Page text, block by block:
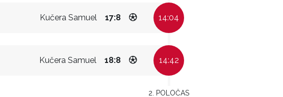
Kučera Samuel 17:8 14:04
Kučera Samuel 18:8 14:42
2. POLOČAS